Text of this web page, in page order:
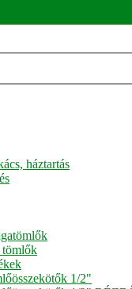
háztartás
tömlők
1/2"